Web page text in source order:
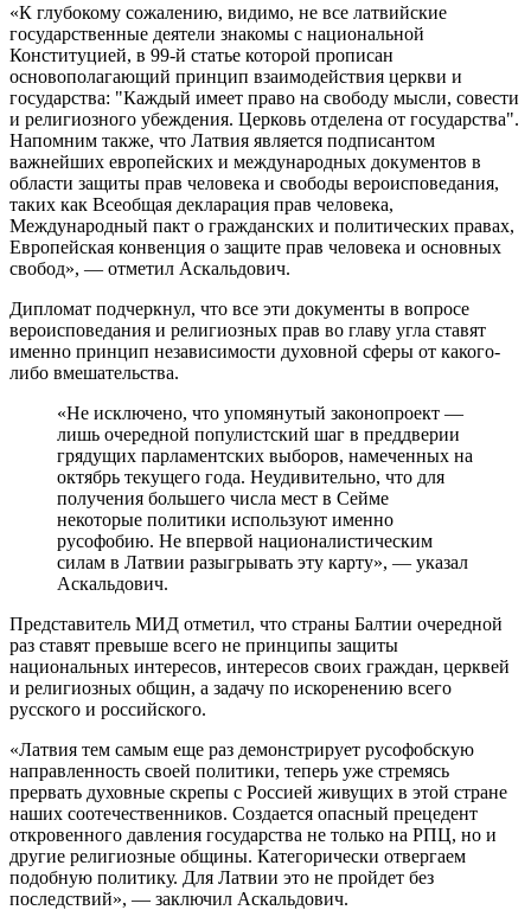
«К глубокому сожалению, видимо, не все латвийские
государственные деятели знакомы с национальной
Конституцией, в 99-й статье которой прописан
основополагающий принцип взаимодействия церкви и
государства: "Каждый имеет право на свободу мысли, совести
и религиозного убеждения. Церковь отделена от государства".
Напомним также, что Латвия является подписантом
важнейших европейских и международных документов в
области защиты прав человека и свободы вероисповедания,
таких как Всеобщая декларация прав человека,
Международный пакт о гражданских и политических правах,
Европейская конвенция о защите прав человека и основных
свобод», — отметил Аскальдович.
Дипломат подчеркнул, что все эти документы в вопросе
вероисповедания и религиозных прав во главу угла ставят
именно принцип независимости духовной сферы от какого-
либо вмешательства.
«Не исключено, что упомянутый законопроект —
лишь очередной популистский шаг в преддверии
грядущих парламентских выборов, намеченных на
октябрь текущего года. Неудивительно, что для
получения большего числа мест в Сейме
некоторые политики используют именно
русофобию. Не впервой националистическим
силам в Латвии разыгрывать эту карту», — указал
Аскальдович.
Представитель МИД отметил, что страны Балтии очередной
раз ставят превыше всего не принципы защиты
национальных интересов, интересов своих граждан, церквей
и религиозных общин, а задачу по искоренению всего
русского и российского.
«Латвия тем самым еще раз демонстрирует русофобскую
направленность своей политики, теперь уже стремясь
прервать духовные скрепы с Россией живущих в этой стране
наших соотечественников. Создается опасный прецедент
откровенного давления государства не только на РПЦ, но и
другие религиозные общины. Категорически отвергаем
подобную политику. Для Латвии это не пройдет без
последствий», — заключил Аскальдович.